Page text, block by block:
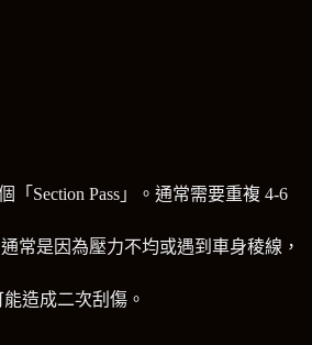
Section Pass」。通常需要重複 4-6
常是因為壓力不均或遇到車身稜線，
造成二次刮傷。